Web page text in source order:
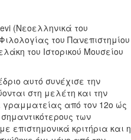
(Νεοελληνικά του
του Πανεπιστημίου
του Ιστορικού Μουσείου
αυτό συνέχισε την
στη μελέτη και την
γραμματείας από τον 12ο ώς
των
επιστημονικά κριτήρια και η